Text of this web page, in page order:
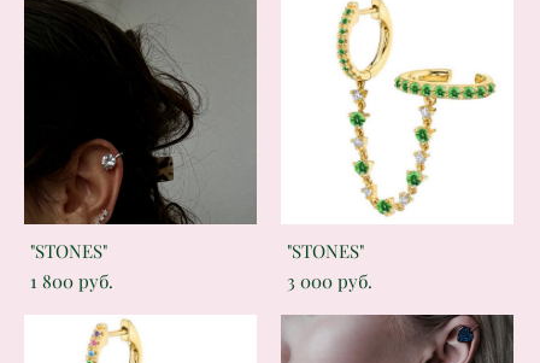
"STONES"
1 800 pуб.
"STONES"
3 000 pуб.